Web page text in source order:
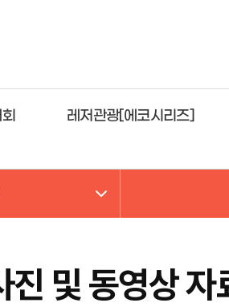
레저관광[에코시리즈]
진 및 동영상 자